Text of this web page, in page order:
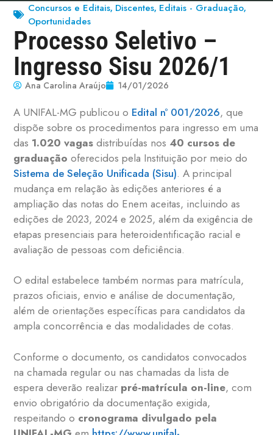
Concursos e Editais, Discentes, Editais - Graduação,
Oportunidades
Processo Seletivo –
Ingresso Sisu 2026/1
Ana Carolina Araújo 14/01/2026
A UNIFAL-MG publicou o Edital nº 001/2026, que
dispõe sobre os procedimentos para ingresso em uma
das 1.020 vagas distribuídas nos 40 cursos de
graduação oferecidos pela Instituição por meio do
Sistema de Seleção Unificada (Sisu). A principal
mudança em relação às edições anteriores é a
ampliação das notas do Enem aceitas, incluindo as
edições de 2023, 2024 e 2025, além da exigência de
etapas presenciais para heteroidentificação racial e
avaliação de pessoas com deficiência.
O edital estabelece também normas para matrícula,
prazos oficiais, envio e análise de documentação,
além de orientações específicas para candidatos da
ampla concorrência e das modalidades de cotas.
Conforme o documento, os candidatos convocados
na chamada regular ou nas chamadas da lista de
espera deverão realizar pré-matrícula on-line, com
envio obrigatório da documentação exigida,
respeitando o cronograma divulgado pela